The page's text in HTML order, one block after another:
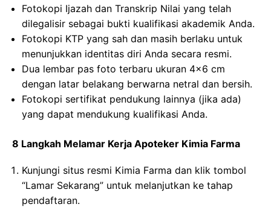
Fotokopi Ijazah dan Transkrip Nilai yang telah
dilegalisir sebagai bukti kualifikasi akademik Anda.
Fotokopi KTP yang sah dan masih berlaku untuk
menunjukkan identitas diri Anda secara resmi.
Dua lembar pas foto terbaru ukuran 4×6 cm
dengan latar belakang berwarna netral dan bersih.
Fotokopi sertifikat pendukung lainnya (jika ada)
yang dapat mendukung kualifikasi Anda.
8 Langkah Melamar Kerja Apoteker Kimia Farma
Kunjungi situs resmi Kimia Farma dan klik tombol
“Lamar Sekarang” untuk melanjutkan ke tahap
pendaftaran.